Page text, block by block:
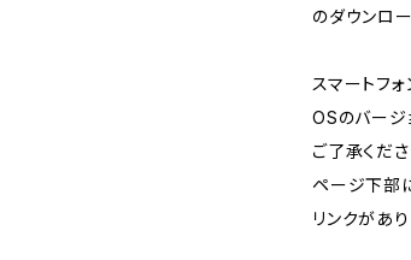
のダウンロ
スマートフ
OSのバージ
ご了承くださ
ページ下部
リンクがあ